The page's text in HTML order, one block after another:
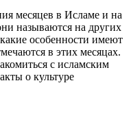
месяцев в Исламе и на
называются на других
особенности имеют
в этих месяцах.
с исламским
о культуре